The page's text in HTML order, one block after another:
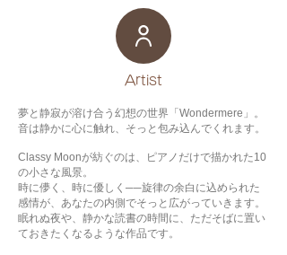
​Artist
夢と静寂が溶け合う幻想の世界「Wondermere」。
音は静かに心に触れ、そっと包み込んでくれます。
Classy Moonが紡ぐのは、ピアノだけで描かれた10
の小さな風景。
時に儚く、時に優しく──旋律の余白に込められた
感情が、あなたの内側でそっと広がっていきます。
眠れぬ夜や、静かな読書の時間に、ただそばに置い
ておきたくなるような作品です。